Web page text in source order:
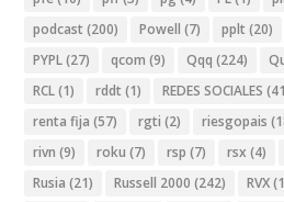
podcast (200) Powell (7) pplt (20)
PYPL(27) qcom (9) Qqq (224)
RCL(1) rddt (1) REDES SOCIALES
renta fija (57) rgti (2) riesgopais
rivn (9) roku (7) rsp (7) rsx (4)
Rusia (21) Russell 2000 (242) RVX